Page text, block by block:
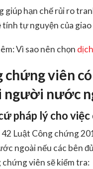
giúp hạn chế rủi ro
tính tự nguyện của giao
Vì sao nên chọn
chứng viên
người nước
pháp lý cho
Luật Công chứng
ngoài nếu các bên
chứng viên sẽ kiểm tra: